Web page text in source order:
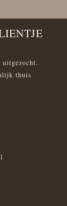
uitgezocht.
thuis